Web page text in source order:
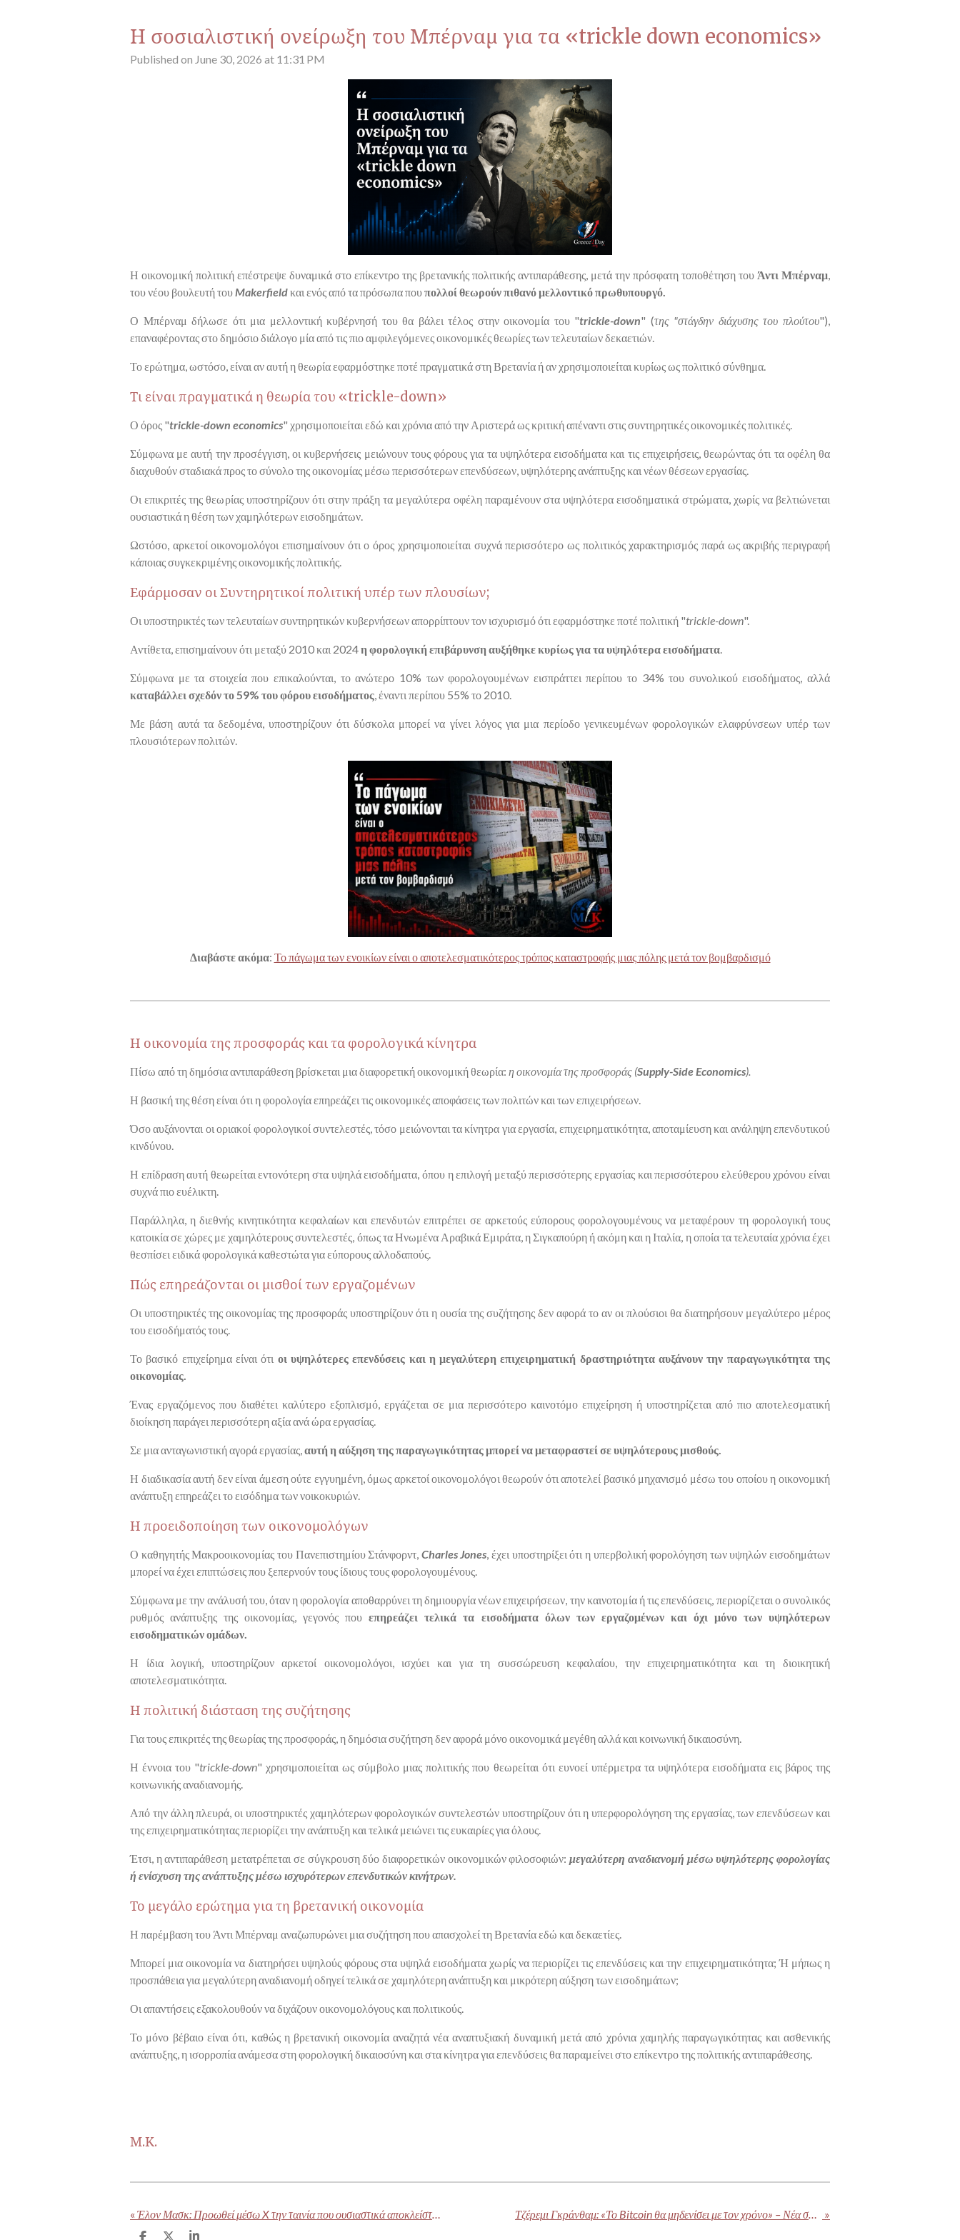
Η σοσιαλιστική ονείρωξη του Μπέρναμ για τα «trickle down economics»
Published on June 30, 2026 at 11:31 PM
Η οικονομική πολιτική επέστρεψε δυναμικά στο επίκεντρο της βρετανικής πολιτικής αντιπαράθεσης, μετά την πρόσφατη τοποθέτηση του Άντι Μπέρναμ,
του νέου βουλευτή τουMakerfieldκαι ενός από τα πρόσωπα πουπολλοί θεωρούν πιθανό μελλοντικό πρωθυπουργό.
Ο Μπέρναμ δήλωσε ότι μια μελλοντική κυβέρνησή του θα βάλει τέλος στην οικονομία του "trickle-down" (της "στάγδην διάχυσης του πλούτου"),
επαναφέροντας στο δημόσιο διάλογο μία από τις πιο αμφιλεγόμενες οικονομικές θεωρίες των τελευταίων δεκαετιών.
Το ερώτημα, ωστόσο, είναι αν αυτή η θεωρία εφαρμόστηκε ποτέ πραγματικά στη Βρετανία ή αν χρησιμοποιείται κυρίως ως πολιτικό σύνθημα.
Τι είναι πραγματικά η θεωρία του «trickle-down»
Ο όρος "trickle-down economics" χρησιμοποιείται εδώ και χρόνια από την Αριστερά ως κριτική απέναντι στις συντηρητικές οικονομικές πολιτικές.
Σύμφωνα με αυτή την προσέγγιση, οι κυβερνήσεις μειώνουν τους φόρους για τα υψηλότερα εισοδήματα και τις επιχειρήσεις, θεωρώντας ότι τα οφέλη θα
διαχυθούν σταδιακά προς το σύνολο της οικονομίας μέσω περισσότερων επενδύσεων, υψηλότερης ανάπτυξης και νέων θέσεων εργασίας.
Οι επικριτές της θεωρίας υποστηρίζουν ότι στην πράξη τα μεγαλύτερα οφέλη παραμένουν στα υψηλότερα εισοδηματικά στρώματα, χωρίς να βελτιώνεται
ουσιαστικά η θέση των χαμηλότερων εισοδημάτων.
Ωστόσο, αρκετοί οικονομολόγοι επισημαίνουν ότι ο όρος χρησιμοποιείται συχνά περισσότερο ως πολιτικός χαρακτηρισμός παρά ως ακριβής περιγραφή
κάποιας συγκεκριμένης οικονομικής πολιτικής.
Εφάρμοσαν οι Συντηρητικοί πολιτική υπέρ των πλουσίων;
Οι υποστηρικτές των τελευταίων συντηρητικών κυβερνήσεων απορρίπτουν τον ισχυρισμό ότι εφαρμόστηκε ποτέ πολιτική "trickle-down".
Αντίθετα, επισημαίνουν ότι μεταξύ 2010 και 2024η φορολογική επιβάρυνση αυξήθηκε κυρίως για τα υψηλότερα εισοδήματα.
Σύμφωνα με τα στοιχεία που επικαλούνται, το ανώτερο 10% των φορολογουμένων εισπράττει περίπου το 34% του συνολικού εισοδήματος, αλλά
καταβάλλει σχεδόν το59% του φόρου εισοδήματος, έναντι περίπου 55% το 2010.
Με βάση αυτά τα δεδομένα, υποστηρίζουν ότι δύσκολα μπορεί να γίνει λόγος για μια περίοδο γενικευμένων φορολογικών ελαφρύνσεων υπέρ των
πλουσιότερων πολιτών.
Διαβάστε ακόμα: Το πάγωμα των ενοικίων είναι ο αποτελεσματικότερος τρόπος καταστροφής μιας πόλης μετά τον βομβαρδισμό
Η οικονομία της προσφοράς και τα φορολογικά κίνητρα
Πίσω από τη δημόσια αντιπαράθεση βρίσκεται μια διαφορετική οικονομική θεωρία: η οικονομία της προσφοράς (Supply-Side Economics).
Η βασική της θέση είναι ότι η φορολογία επηρεάζει τις οικονομικές αποφάσεις των πολιτών και των επιχειρήσεων.
Όσο αυξάνονται οι οριακοί φορολογικοί συντελεστές, τόσο μειώνονται τα κίνητρα για εργασία, επιχειρηματικότητα, αποταμίευση και ανάληψη επενδυτικού
κινδύνου.
Η επίδραση αυτή θεωρείται εντονότερη στα υψηλά εισοδήματα, όπου η επιλογή μεταξύ περισσότερης εργασίας και περισσότερου ελεύθερου χρόνου είναι
συχνά πιο ευέλικτη.
Παράλληλα, η διεθνής κινητικότητα κεφαλαίων και επενδυτών επιτρέπει σε αρκετούς εύπορους φορολογουμένους να μεταφέρουν τη φορολογική τους
κατοικία σε χώρες με χαμηλότερους συντελεστές, όπως τα Ηνωμένα Αραβικά Εμιράτα, η Σιγκαπούρη ή ακόμη και η Ιταλία, η οποία τα τελευταία χρόνια έχει
θεσπίσει ειδικά φορολογικά καθεστώτα για εύπορους αλλοδαπούς.
Πώς επηρεάζονται οι μισθοί των εργαζομένων
Οι υποστηρικτές της οικονομίας της προσφοράς υποστηρίζουν ότι η ουσία της συζήτησης δεν αφορά το αν οι πλούσιοι θα διατηρήσουν μεγαλύτερο μέρος
του εισοδήματός τους.
Το βασικό επιχείρημα είναι ότι οι υψηλότερες επενδύσεις και η μεγαλύτερη επιχειρηματική δραστηριότητα αυξάνουν την παραγωγικότητα της
οικονομίας.
Ένας εργαζόμενος που διαθέτει καλύτερο εξοπλισμό, εργάζεται σε μια περισσότερο καινοτόμο επιχείρηση ή υποστηρίζεται από πιο αποτελεσματική
διοίκηση παράγει περισσότερη αξία ανά ώρα εργασίας.
Σε μια ανταγωνιστική αγορά εργασίας,αυτή η αύξηση της παραγωγικότητας μπορεί να μεταφραστεί σε υψηλότερους μισθούς.
Η διαδικασία αυτή δεν είναι άμεση ούτε εγγυημένη, όμως αρκετοί οικονομολόγοι θεωρούν ότι αποτελεί βασικό μηχανισμό μέσω του οποίου η οικονομική
ανάπτυξη επηρεάζει το εισόδημα των νοικοκυριών.
Η προειδοποίηση των οικονομολόγων
Ο καθηγητής Μακροοικονομίας του Πανεπιστημίου Στάνφορντ, Charles Jones, έχει υποστηρίξει ότι η υπερβολική φορολόγηση των υψηλών εισοδημάτων
μπορεί να έχει επιπτώσεις που ξεπερνούν τους ίδιους τους φορολογουμένους.
Σύμφωνα με την ανάλυσή του, όταν η φορολογία αποθαρρύνει τη δημιουργία νέων επιχειρήσεων, την καινοτομία ή τις επενδύσεις, περιορίζεται ο συνολικός
ρυθμός ανάπτυξης της οικονομίας, γεγονός πουεπηρεάζει τελικά τα εισοδήματα όλων των εργαζομένων και όχι μόνο των υψηλότερων
εισοδηματικών ομάδων.
Η ίδια λογική, υποστηρίζουν αρκετοί οικονομολόγοι, ισχύει και για τη συσσώρευση κεφαλαίου, την επιχειρηματικότητα και τη διοικητική
αποτελεσματικότητα.
Η πολιτική διάσταση της συζήτησης
Για τους επικριτές της θεωρίας της προσφοράς, η δημόσια συζήτηση δεν αφορά μόνο οικονομικά μεγέθη αλλά και κοινωνική δικαιοσύνη.
Η έννοια του "trickle-down" χρησιμοποιείται ως σύμβολο μιας πολιτικής που θεωρείται ότι ευνοεί υπέρμετρα τα υψηλότερα εισοδήματα εις βάρος της
κοινωνικής αναδιανομής.
Από την άλλη πλευρά, οι υποστηρικτές χαμηλότερων φορολογικών συντελεστών υποστηρίζουν ότι η υπερφορολόγηση της εργασίας, των επενδύσεων και
της επιχειρηματικότητας περιορίζει την ανάπτυξη και τελικά μειώνει τις ευκαιρίες για όλους.
Έτσι, η αντιπαράθεση μετατρέπεται σε σύγκρουση δύο διαφορετικών οικονομικών φιλοσοφιών:μεγαλύτερη αναδιανομή μέσω υψηλότερης φορολογίας
ή ενίσχυση της ανάπτυξης μέσω ισχυρότερων επενδυτικών κινήτρων.
Το μεγάλο ερώτημα για τη βρετανική οικονομία
Η παρέμβαση του Άντι Μπέρναμ αναζωπυρώνει μια συζήτηση που απασχολεί τη Βρετανία εδώ και δεκαετίες.
Μπορεί μια οικονομία να διατηρήσει υψηλούς φόρους στα υψηλά εισοδήματα χωρίς να περιορίζει τις επενδύσεις και την επιχειρηματικότητα; Ή μήπως η
προσπάθεια για μεγαλύτερη αναδιανομή οδηγεί τελικά σε χαμηλότερη ανάπτυξη και μικρότερη αύξηση των εισοδημάτων;
Οι απαντήσεις εξακολουθούν να διχάζουν οικονομολόγους και πολιτικούς.
Το μόνο βέβαιο είναι ότι, καθώς η βρετανική οικονομία αναζητά νέα αναπτυξιακή δυναμική μετά από χρόνια χαμηλής παραγωγικότητας και ασθενικής
ανάπτυξης, η ισορροπία ανάμεσα στη φορολογική δικαιοσύνη και στα κίνητρα για επενδύσεις θα παραμείνει στο επίκεντρο της πολιτικής αντιπαράθεσης.
Μ.Κ.
« Έλον Μασκ: Προωθεί μέσω X την ταινία που ουσιαστικά αποκλείστηκε από τη διανομή στη Γερμανία λόγω ακραίας αντιμεταναστευτικής βίας Τζέρεμι Γκράνθαμ: «Το Bitcoin θα μηδενίσει με τον χρόνο» – Νέα σκληρή επίθεση από τον επενδυτή που προέβλεψε τις μεγαλύτερες χρηματιστηριακές φούσκες »